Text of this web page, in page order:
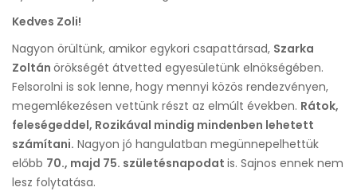
Kedves Zoli!
Nagyon örültünk, amikor egykori csapattársad, Szarka
Zoltán örökségét átvetted egyesületünk elnökségében.
Felsorolni is sok lenne, hogy mennyi közös rendezvényen,
megemlékezésen vettünk részt az elmúlt években. Rátok,
feleségeddel, Rozikával mindig mindenben lehetett
számítani. Nagyon jó hangulatban megünnepelhettük
előbb 70., majd 75. születésnapodat is. Sajnos ennek nem
lesz folytatása.